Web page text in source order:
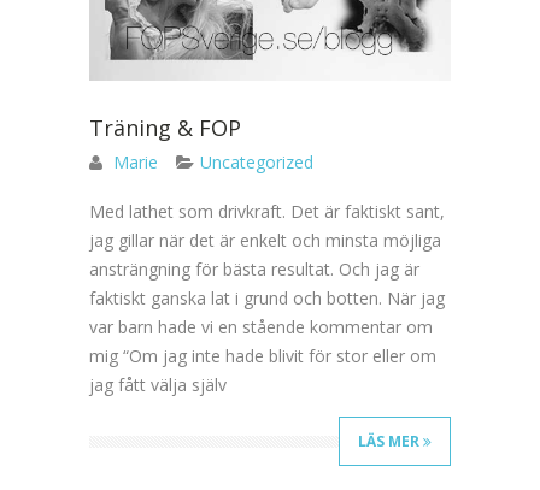
Träning & FOP
Marie Uncategorized
Med lathet som drivkraft. Det är faktiskt sant,
jag gillar när det är enkelt och minsta möjliga
ansträngning för bästa resultat. Och jag är
faktiskt ganska lat i grund och botten. När jag
var barn hade vi en stående kommentar om
mig “Om jag inte hade blivit för stor eller om
jag fått välja själv
LÄS MER